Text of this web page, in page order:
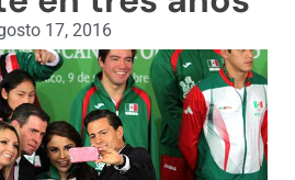
17, 2016